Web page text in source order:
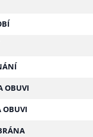
OBUVI
OBUVI